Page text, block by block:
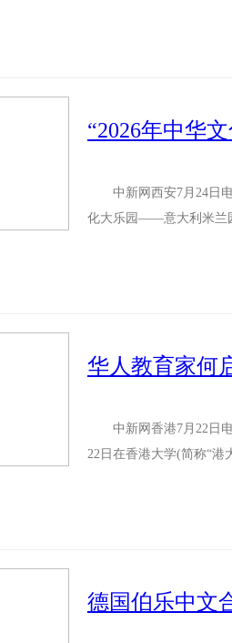
“2026年中华
中新网西安7月24日电
化大乐园——意大利米兰
中新网香港7月22日电
22日在香港大学(简称“港